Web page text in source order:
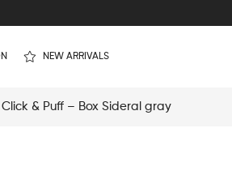
NEW ARRIVALS
& Puff – Box Sideral gray